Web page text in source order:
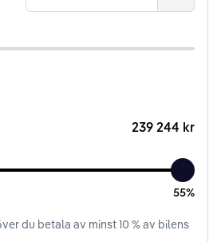
239 244 kr
55%
du betala av minst10% av bilens